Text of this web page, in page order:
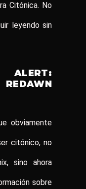
Citónica. No
leyendo sin
obviamente
citónico, no
sino ahora
sobre